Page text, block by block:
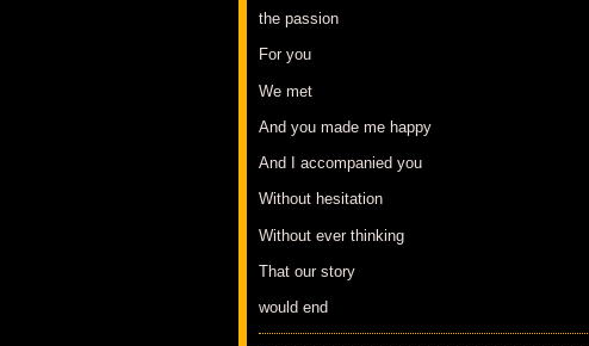
the passion
For you
We met
And you made me happy
And I accompanied you
Without hesitation
Without ever thinking
That our story
would end